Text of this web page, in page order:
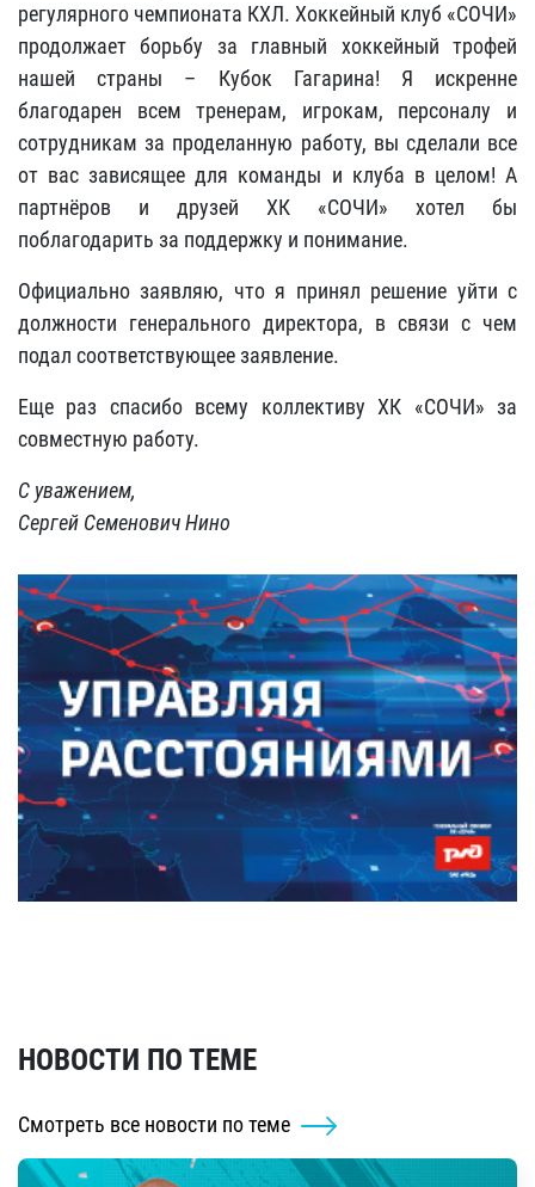
регулярного чемпионата КХЛ. Хоккейный клуб «СОЧИ»
продолжает борьбу за главный хоккейный трофей
нашей страны – Кубок Гагарина! Я искренне
благодарен всем тренерам, игрокам, персоналу и
сотрудникам за проделанную работу, вы сделали все
от вас зависящее для команды и клуба в целом! А
партнёров и друзей ХК «СОЧИ» хотел бы
поблагодарить за поддержку и понимание.
Официально заявляю, что я принял решение уйти с
должности генерального директора, в связи с чем
подал соответствующее заявление.
Еще раз спасибо всему коллективу ХК «СОЧИ» за
совместную работу.
С уважением,
Сергей Семенович Нино
НОВОСТИ ПО ТЕМЕ
Смотреть все новости по теме